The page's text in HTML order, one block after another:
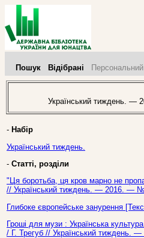
Пошук Відібрані Персональний
Український тиждень. —
- Набір
Український тиждень.
- Статті, розділи
"Ця боротьба, ця кров марно не
// Український тиждень. — 2016. —
Глибоке європейське занурення
Гроші для музи : Українська
/ Г. Трегуб // Український